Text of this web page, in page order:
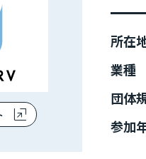
所在
業種
団体
参加